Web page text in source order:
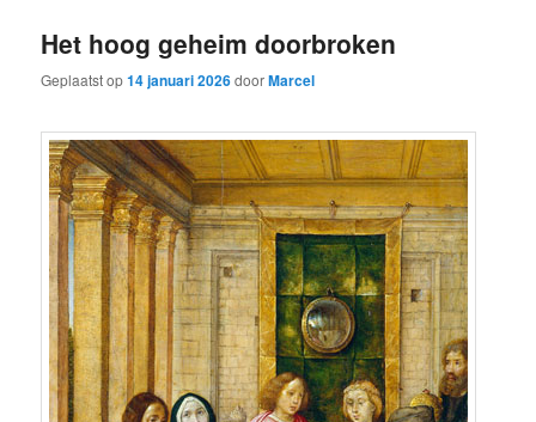
Het hoog geheim doorbroken
Geplaatst op14 januari 2026doorMarcel